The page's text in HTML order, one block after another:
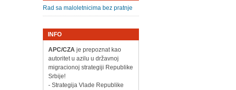
Rad sa maloletnicima bez pratnje
INFO
APC/CZAje prepoznat kao
autoritet u azilu u državnoj
migracionoj strategiji Republike
Srbije!
- Strategija Vlade Republike